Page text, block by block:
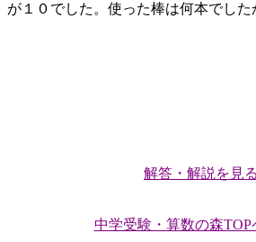
が１０でした。使った棒は何本でした
解答・解説を見る
中学受験・算数の森TOP